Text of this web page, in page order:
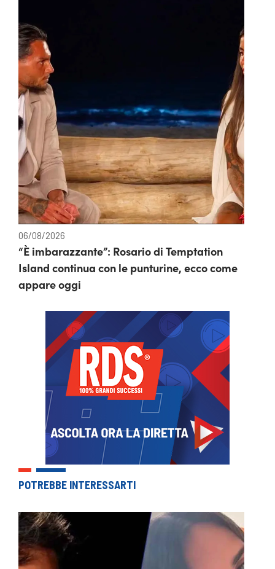
06/08/2026
“È imbarazzante”: Rosario di Temptation
Island continua con le punturine, ecco come
appare oggi
POTREBBE INTERESSARTI